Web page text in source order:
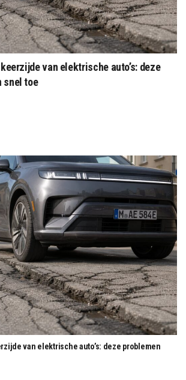
van elektrische auto’s: deze
snel toe
van elektrische auto’s: deze problemen